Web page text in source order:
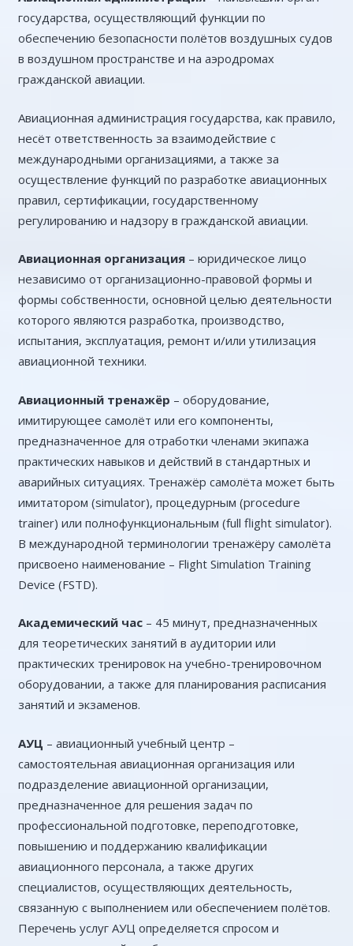
государства, осуществляющий функции по
обеспечению безопасности полётов воздушных судов
в воздушном пространстве и на аэродромах
гражданской авиации.
Авиационная администрация государства, как правило,
несёт ответственность за взаимодействие с
международными организациями, а также за
осуществление функций по разработке авиационных
правил, сертификации, государственному
регулированию и надзору в гражданской авиации.
Авиационная организация– юридическое лицо
независимо от организационно-правовой формы и
формы собственности, основной целью деятельности
которого являются разработка, производство,
испытания, эксплуатация, ремонт и/или утилизация
авиационной техники.
Авиационный тренажёр – оборудование,
имитирующее самолёт или его компоненты,
предназначенное для отработки членами экипажа
практических навыков и действий в стандартных и
аварийных ситуациях. Тренажёр самолёта может быть
имитатором (simulator), процедурным (procedure
trainer) или полнофункциональным (full flight simulator).
В международной терминологии тренажёру самолёта
присвоено наименование – Flight Simulation Training
Device (FSTD).
Академический час – 45 минут, предназначенных
для теоретических занятий в аудитории или
практических тренировок на учебно-тренировочном
оборудовании, а также для планирования расписания
занятий и экзаменов.
АУЦ – авиационный учебный центр –
самостоятельная авиационная организация или
подразделение авиационной организации,
предназначенное для решения задач по
профессиональной подготовке, переподготовке,
повышению и поддержанию квалификации
авиационного персонала, а также других
специалистов, осуществляющих деятельность,
связанную с выполнением или обеспечением полётов.
Перечень услуг АУЦ определяется спросом и